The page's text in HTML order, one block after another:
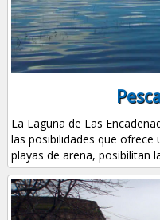
La Laguna de Las
las posibilidades que ofrece
playas de arena, posibilitan